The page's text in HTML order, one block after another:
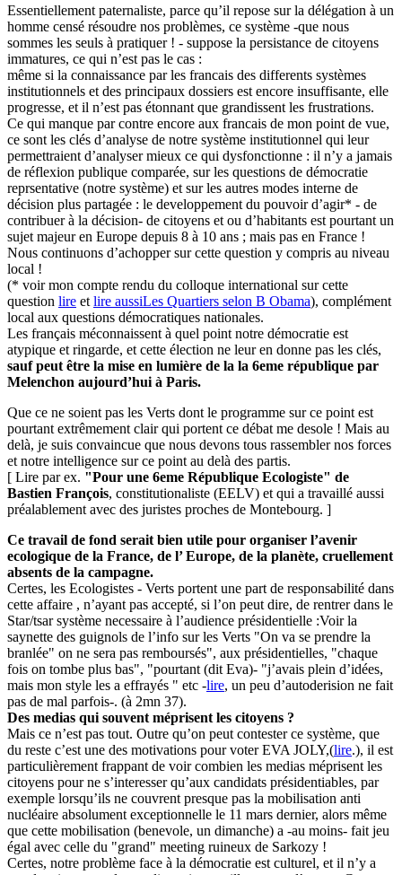
Essentiellement paternaliste, parce qu’il repose sur la délégation à un
homme censé résoudre nos problèmes, ce système -que nous
sommes les seuls à pratiquer ! - suppose la persistance de citoyens
immatures, ce qui n’est pas le cas :
même si la connaissance par les francais des differents systèmes
institutionnels et des principaux dossiers est encore insuffisante, elle
progresse, et il n’est pas étonnant que grandissent les frustrations.
Ce qui manque par contre encore aux francais de mon point de vue,
ce sont les clés d’analyse de notre système institutionnel qui leur
permettraient d’analyser mieux ce qui dysfonctionne : il n’y a jamais
de réflexion publique comparée, sur les questions de démocratie
reprsentative (notre système) et sur les autres modes interne de
décision plus partagée : le developpement du pouvoir d’agir* - de
contribuer à la décision- de citoyens et ou d’habitants est pourtant un
sujet majeur en Europe depuis 8 à 10 ans ; mais pas en France !
Nous continuons d’achopper sur cette question y compris au niveau
local !
(* voir mon compte rendu du colloque international sur cette
question lire et lire aussiLes Quartiers selon B Obama), complément
local aux questions démocratiques nationales.
Les français méconnaissent à quel point notre démocratie est
atypique et ringarde, et cette élection ne leur en donne pas les clés,
sauf peut être la mise en lumière de la la 6eme république par
Melenchon aujourd’hui à Paris.
Que ce ne soient pas les Verts dont le programme sur ce point est
pourtant extrêmement clair qui portent ce débat me desole ! Mais au
delà, je suis convaincue que nous devons tous rassembler nos forces
et notre intelligence sur ce point au delà des partis.
[ Lire par ex. "Pour une 6eme République Ecologiste" de
Bastien François, constitutionaliste (EELV) et qui a travaillé aussi
préalablement avec des juristes proches de Montebourg. ]
Ce travail de fond serait bien utile pour organiser l’avenir
ecologique de la France, de l’ Europe, de la planète, cruellement
absents de la campagne.
Certes, les Ecologistes - Verts portent une part de responsabilité dans
cette affaire , n’ayant pas accepté, si l’on peut dire, de rentrer dans le
Star/tsar système necessaire à l’audience présidentielle :Voir la
saynette des guignols de l’info sur les Verts "On va se prendre la
branlée" on ne sera pas remboursés", aux présidentielles, "chaque
fois on tombe plus bas", "pourtant (dit Eva)- "j’avais plein d’idées,
mais mon style les a effrayés " etc -lire, un peu d’autoderision ne fait
pas de mal parfois-. (à 2mn 37).
Des medias qui souvent méprisent les citoyens ?
Mais ce n’est pas tout. Outre qu’on peut contester ce système, que
du reste c’est une des motivations pour voter EVA JOLY,(lire.), il est
particulièrement frappant de voir combien les medias méprisent les
citoyens pour ne s’interesser qu’aux candidats présidentiables, par
exemple lorsqu’ils ne couvrent presque pas la mobilisation anti
nucléaire absolument exceptionnelle le 11 mars dernier, alors même
que cette mobilisation (benevole, un dimanche) a -au moins- fait jeu
égal avec celle du "grand" meeting ruineux de Sarkozy !
Certes, notre problème face à la démocratie est culturel, et il n’y a